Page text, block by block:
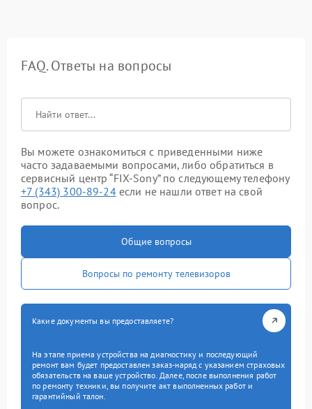
FAQ. Ответы на вопросы
Вы можете ознакомиться с приведенными ниже
часто задаваемыми вопросами, либо обратиться в
сервисный центр “FIX-Sony” по следующему телефону
+7 (343) 300-89-24если не нашли ответ на свой
вопрос.
Общие вопросы
Вопросы по ремонту телевизоров
Какие документы вы предоставляете?
На этапе приема устройства на диагностику и последующий
ремонт вам будет предоставлен заказ-наряд с указанием страховых
обязательств на ваше устройство. Далее, после выполнения работ
по ремонту техники, вы получите акт выполненных работ и
гарантийный талон.